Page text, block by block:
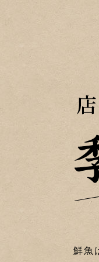
鮮魚